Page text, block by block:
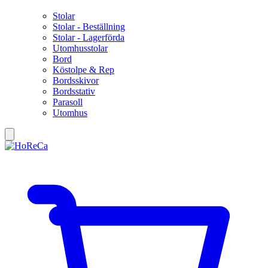
Stolar
Stolar - Beställning
Stolar - Lagerförda
Utomhusstolar
Bord
Köstolpe & Rep
Bordsskivor
Bordsstativ
Parasoll
Utomhus